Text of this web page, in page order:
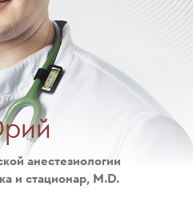
анестезиологии
и стационар, M.D.